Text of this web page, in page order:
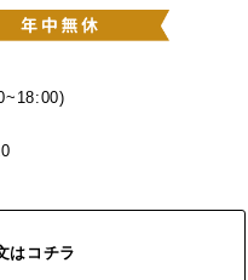
はコチラ